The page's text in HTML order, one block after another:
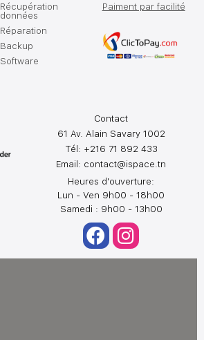
Récupération
données
Réparation
Backup
Software
Contact
61 Av. Alain Savary 1002
Tél: +216 71 892 433
Email: contact@ispace.tn
Heures d'ouverture:
Lun - Ven 9h00 - 18h00
Samedi : 9h00 - 13h00
Paiment par facilité